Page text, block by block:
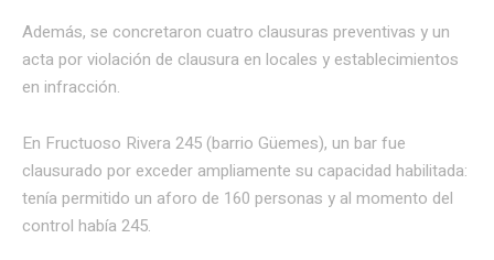
Además, se concretaron cuatro clausuras preventivas y un
acta por violación de clausura en locales y establecimientos
en infracción.
En Fructuoso Rivera 245 (barrio Güemes), un bar fue
clausurado por exceder ampliamente su capacidad habilitada:
tenía permitido un aforo de 160 personas y al momento del
control había 245.